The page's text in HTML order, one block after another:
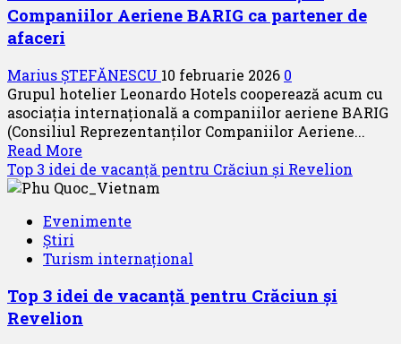
noi
vara
lui
2026
Companiilor Aeriene BARIG ca partener de
afaceri
Marius ȘTEFĂNESCU 10 februarie 2026 0
Grupul hotelier Leonardo Hotels cooperează acum cu
asociația internațională a companiilor aeriene BARIG
(Consiliul Reprezentanților Companiilor Aeriene...
Read More
more
about
Hotels
alătură
Companiilor
Aeriene
Top 3 idei de vacanță pentru Crăciun și Revelion
Evenimente
Știri
Turism internațional
Top 3 idei de vacanță pentru Crăciun și
Revelion